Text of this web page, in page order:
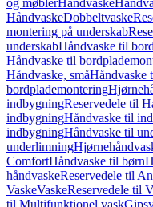
og møblerHåndvaske
HåndvaskeDobbeltvaske
montering på underskab
underskabHåndvaske til
Håndvaske til
Håndvaske, småHåndvaske
bordplademontering
indbygningReservedele til
indbygningHåndvaske til
indbygningHåndvaske til
underlimning
ComfortHåndvaske til børn
håndvaskeReservedele til
VaskeVaskeReservedele til
til Multifunktionel vask